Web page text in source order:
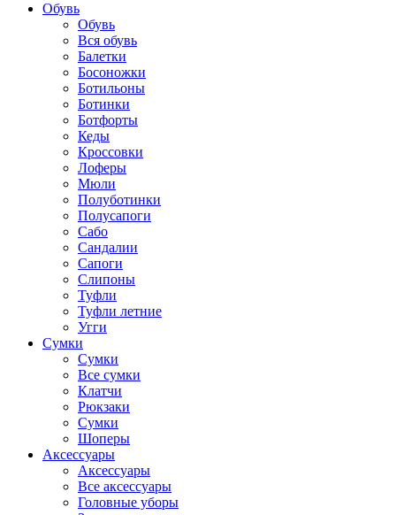
Обувь
Обувь
Вся обувь
Балетки
Босоножки
Ботильоны
Ботинки
Ботфорты
Кеды
Кроссовки
Лоферы
Мюли
Полуботинки
Полусапоги
Сабо
Сандалии
Сапоги
Слипоны
Туфли
Туфли летние
Угги
Сумки
Сумки
Все сумки
Клатчи
Рюкзаки
Сумки
Шоперы
Аксессуары
Аксессуары
Все аксессуары
Головные уборы